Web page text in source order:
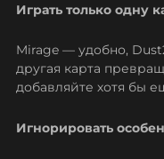
Играть только одну
Mirage — удобно,
другая карта
добавляйте хотя бы
Игнорировать